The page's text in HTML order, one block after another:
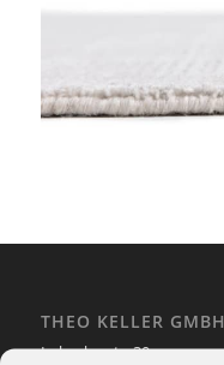
THEO KELLER GMBH
Lohackerstr. 30